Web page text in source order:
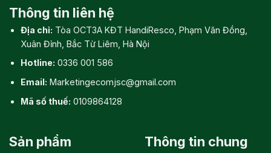
Thông tin liên hệ
Địa chỉ: Tòa OCT3A KĐT HandiResco, Phạm Văn Đồng,
Xuân Đỉnh, Bắc Từ Liêm, Hà Nội
Hotline: 0336 001 586
Email: Marketingecomjsc@gmail.com
Mã số thuế: 0109864128
Sản phẩm Thông tin chung